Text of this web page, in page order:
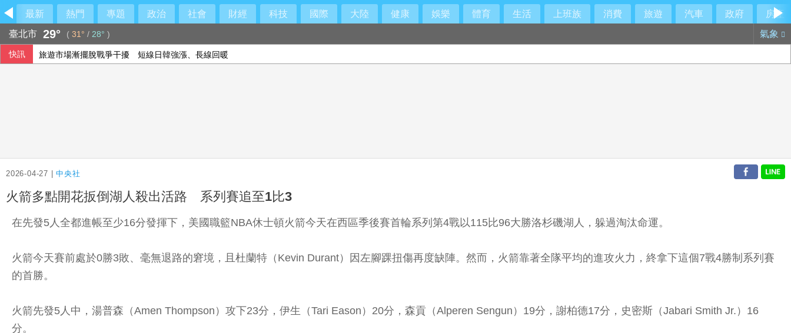
最新 熱門 專題 政治 社會 財經 科技 國際 大陸 健康 娛樂 體育 生活 上班族 消費 旅遊 汽車 政府
房產
臺北市 29° ( 31° / 28° ) 氣象
快訊 旅遊市場漸擺脫戰爭干擾 短線日韓強漲、長線回暖
2026-04-27 |中央社
火箭多點開花扳倒湖人殺出活路 系列賽追至1比3
在先發5人全都進帳至少16分發揮下，美國職籃NBA休士頓火箭今天在西區季後賽首輪系列第4戰以115比96大勝洛杉磯湖人，躲過淘汰命運。
火箭今天賽前處於0勝3敗、毫無退路的窘境，且杜蘭特（Kevin Durant）因左腳踝扭傷再度缺陣。然而，火箭靠著全隊平均的進攻火力，終拿下這個7戰4勝制系列賽
的首勝。
火箭先發5人中，湯普森（Amen Thompson）攻下23分，伊生（Tari Eason）20分，森貢（Alperen Sengun）19分，謝柏德17分，史密斯（Jabari Smith Jr.）16
分。